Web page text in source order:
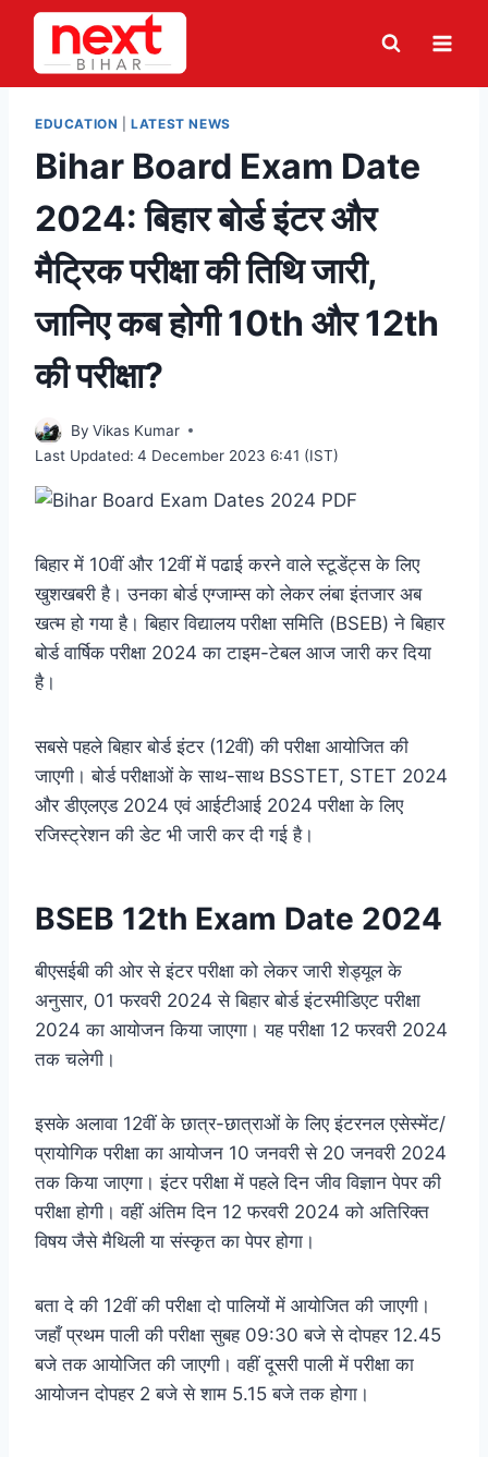
Skip
content
EDUCATION |LATEST NEWS
Bihar Board Exam Date
2024: बिहार बोर्ड इंटर और
मैट्रिक परीक्षा की तिथि जारी,
जानिए कब होगी 10th और 12th
की परीक्षा?
By Vikas Kumar
Last Updated: 4 December 2023 6:41 (IST)
बिहार में 10वीं और 12वीं में पढाई करने वाले स्टूडेंट्स के लिए
खुशखबरी है। उनका बोर्ड एग्जाम्स को लेकर लंबा इंतजार अब
खत्म हो गया है। बिहार विद्यालय परीक्षा समिति (BSEB) ने बिहार
बोर्ड वार्षिक परीक्षा 2024 का टाइम-टेबल आज जारी कर दिया
है।
सबसे पहले बिहार बोर्ड इंटर (12वीं) की परीक्षा आयोजित की
जाएगी। बोर्ड परीक्षाओं के साथ-साथ BSSTET, STET 2024
और डीएलएड 2024 एवं आईटीआई 2024 परीक्षा के लिए
रजिस्ट्रेशन की डेट भी जारी कर दी गई है।
BSEB 12th Exam Date 2024
बीएसईबी की ओर से इंटर परीक्षा को लेकर जारी शेड्यूल के
अनुसार, 01 फरवरी 2024 से बिहार बोर्ड इंटरमीडिएट परीक्षा
2024 का आयोजन किया जाएगा। यह परीक्षा 12 फरवरी 2024
तक चलेगी।
इसके अलावा 12वीं के छात्र-छात्राओं के लिए इंटरनल एसेस्मेंट/
प्रायोगिक परीक्षा का आयोजन 10 जनवरी से 20 जनवरी 2024
तक किया जाएगा। इंटर परीक्षा में पहले दिन जीव विज्ञान पेपर की
परीक्षा होगी। वहीं अंतिम दिन 12 फरवरी 2024 को अतिरिक्त
विषय जैसे मैथिली या संस्कृत का पेपर होगा।
बता दे की 12वीं की परीक्षा दो पालियों में आयोजित की जाएगी।
जहाँ प्रथम पाली की परीक्षा सुबह 09:30 बजे से दोपहर 12.45
बजे तक आयोजित की जाएगी। वहीं दूसरी पाली में परीक्षा का
आयोजन दोपहर 2 बजे से शाम 5.15 बजे तक होगा।